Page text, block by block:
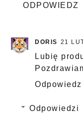
ODPOWIEDZ
DORIS 21
Lubię
Odpowiedz
Odpowiedzi